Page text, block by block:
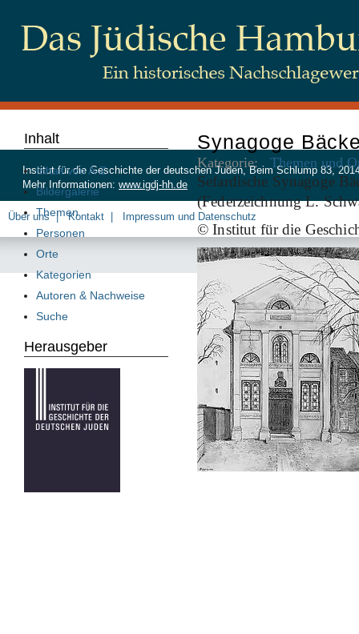
Synagoge
Kategorie: Themen und
Sefardische Synagoge
(Federzeichnung L.
© Institut für die
Inhalt
Inhalt von A-Z
Bildergalerie
Themen
Personen
Orte
Kategorien
Autoren & Nachweise
Suche
Herausgeber
Institut für die Geschichte der deutschen Juden, Beim Schlump 83,
Mehr Informationen: www.igdj-hh.de
Über uns Kontakt Impressum und Datenschutz